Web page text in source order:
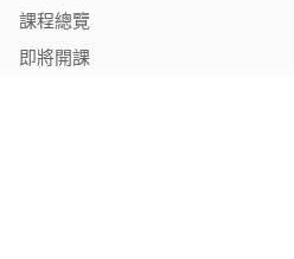
課程總覽
即將開課